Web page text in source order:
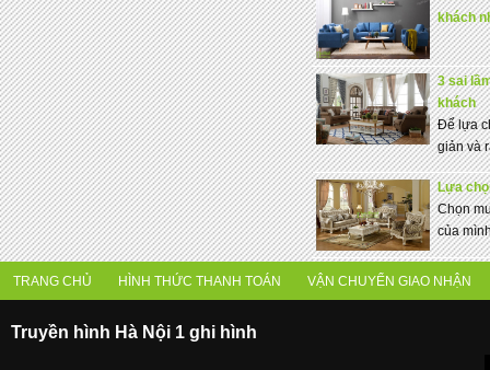
khách
3 sai
khách
Để lựa
giản và
Lựa
Chọn
của
TRANG CHỦ HÌNH THỨC THANH TOÁN VẬN CHUYỂN GIAO NHẬN
Truyền hình Hà Nội 1 ghi hình